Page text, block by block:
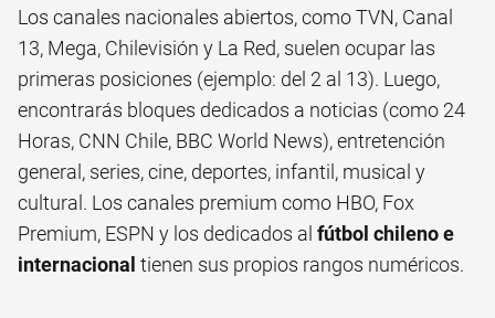
Los canales nacionales abiertos, como TVN, Canal
13, Mega, Chilevisión y La Red, suelen ocupar las
primeras posiciones (ejemplo: del 2 al 13). Luego,
encontrarás bloques dedicados a noticias (como 24
Horas, CNN Chile, BBC World News), entretención
general, series, cine, deportes, infantil, musical y
cultural. Los canales premium como HBO, Fox
Premium, ESPN y los dedicados al fútbol chileno e
internacional tienen sus propios rangos numéricos.